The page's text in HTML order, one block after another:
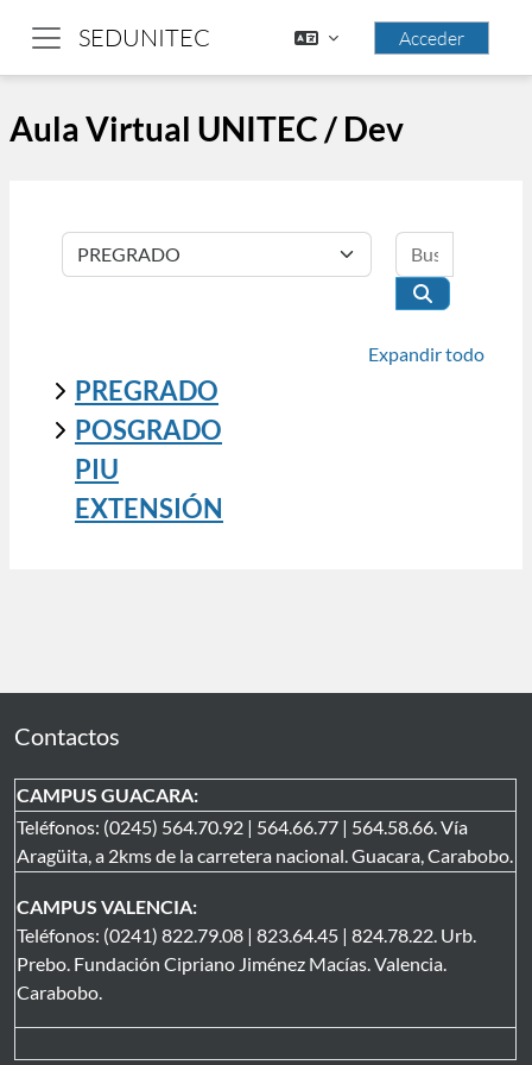
SEDUNITEC Acceder
Aula Virtual UNITEC / Dev
Categorías
Buscar
Expandir todo
PREGRADO
POSGRADO
PIU
EXTENSIÓN
Contactos
CAMPUS GUACARA:
Teléfonos: (0245) 564.70.92 | 564.66.77 | 564.58.66. Vía
Aragüita, a 2kms de la carretera nacional. Guacara, Carabobo.
CAMPUS VALENCIA:
Teléfonos: (0241) 822.79.08 | 823.64.45 | 824.78.22. Urb.
Prebo. Fundación Cipriano Jiménez Macías. Valencia.
Carabobo.